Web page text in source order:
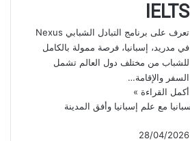
IELTS
تعرف على برنامج التبادل الشبابي Nexus
في مدريد، إسبانيا، فرصة ممولة بالكامل
للشباب من مختلف دول العالم تشمل
السفر والإقامة…
أكمل القراءة »
28/04/2026